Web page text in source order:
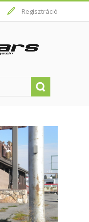
Regisztráció